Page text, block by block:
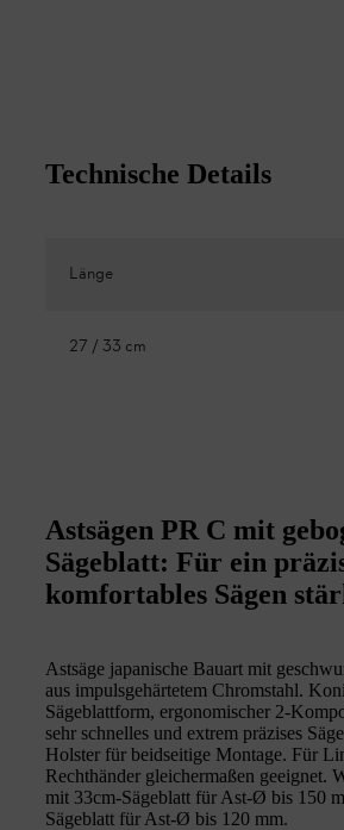
Technische Details
Länge
27 / 33 cm
Astsägen PR C mit
Sägeblatt: Für ein
komfortables Sägen
Astsäge japanische Bauart mit
aus impulsgehärtetem Chromstahl.
Sägeblattform, ergonomischer 2-
sehr schnelles und extrem präzises
Holster für beidseitige Montage. Für
Rechthänder gleichermaßen geeignet.
mit 33cm-Sägeblatt für Ast-Ø bis 150
Sägeblatt für Ast-Ø bis 120 mm.